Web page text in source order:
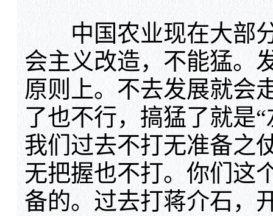
中国农业现在大部分
会主义改造，不能猛。
原则上。不去发展就会
了也不行，搞猛了就是
我们过去不打无准备之
无把握也不打。你们这
备的。过去打蒋介石，